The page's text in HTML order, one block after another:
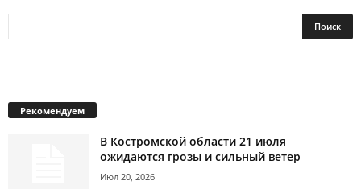
Рекомендуем
В Костромской области 21 июля
ожидаются грозы и сильный ветер
Июл 20, 2026